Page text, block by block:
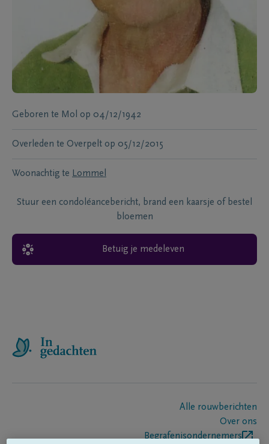
Geboren te Mol op 04/12/1942
Overleden te Overpelt op 05/12/2015
Woonachtig te Lommel
Stuur een condoléancebericht, brand een kaarsje of bestel
bloemen
Betuig je medeleven
Alle rouwberichten
Over ons
Begrafenisondernemers